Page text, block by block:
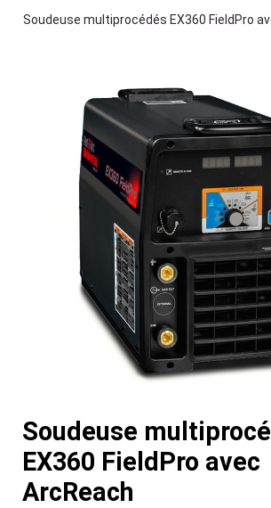
Soudeuse multiprocédés EX360 FieldPro
Soudeuse
EX360 FieldPro avec
ArcReach